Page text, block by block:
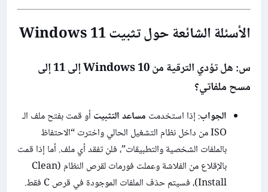
الأسئلة الشائعة حول تثبيت Windows 11
س: هل تؤدي الترقية من Windows 10 إلى 11 إلى
مسح ملفاتي؟
الجواب: إذا استخدمت مساعد التثبيت أو قمت بفتح ملف الـ
ISO من داخل نظام التشغيل الحالي واخترت “الاحتفاظ
بالملفات الشخصية والتطبيقات”، فلن تفقد أي ملف. أما إذا قمت
بالإقلاع من الفلاشة وعملت فورمات لقرص النظام (Clean
Install)، فسيتم حذف الملفات الموجودة في قرص C فقط.